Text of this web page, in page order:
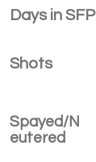
Days in SFP
Shots
Spayed/N
eutered